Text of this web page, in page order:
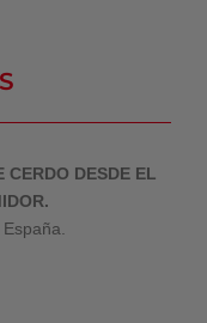
CERDO DESDE EL